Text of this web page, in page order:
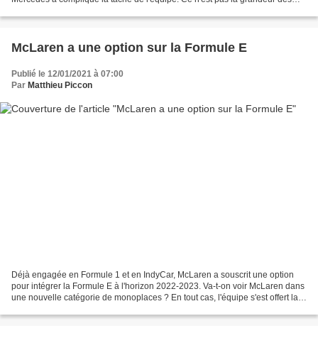
McLaren a une option sur la Formule E
Publié le 12/01/2021 à 07:00
Par Matthieu Piccon
Déjà engagée en Formule 1 et en IndyCar, McLaren a souscrit une option
pour intégrer la Formule E à l'horizon 2022-2023. Va-t-on voir McLaren dans
une nouvelle catégorie de monoplaces ? En tout cas, l'équipe s'est offert la